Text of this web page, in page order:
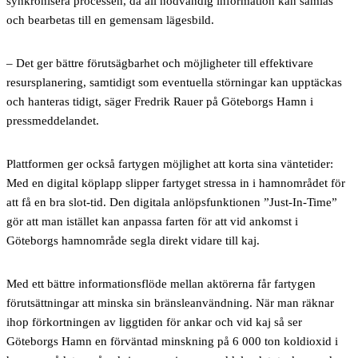
och bearbetas till en gemensam lägesbild.
– Det ger bättre förutsägbarhet och möjligheter till effektivare
resursplanering, samtidigt som eventuella störningar kan upptäckas
och hanteras tidigt, säger Fredrik Rauer på Göteborgs Hamn i
pressmeddelandet.
Plattformen ger också fartygen möjlighet att korta sina väntetider:
Med en digital köplapp slipper fartyget stressa in i hamnområdet för
att få en bra slot-tid. Den digitala anlöpsfunktionen ”Just-In-Time”
gör att man istället kan anpassa farten för att vid ankomst i
Göteborgs hamnområde segla direkt vidare till kaj.
Med ett bättre informationsflöde mellan aktörerna får fartygen
förutsättningar att minska sin bränsleanvändning. När man räknar
ihop förkortningen av liggtiden för ankar och vid kaj så ser
Göteborgs Hamn en förväntad minskning på 6 000 ton koldioxid i